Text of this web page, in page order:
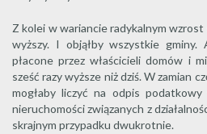
Z kolei w wariancie radykalnym
wyższy. I objąłby wszystkie
płacone przez właścicieli domów i
sześć razy wyższe niż dziś. W zamian
mogłaby liczyć na odpis
nieruchomości związanych z
skrajnym przypadku dwukrotnie.